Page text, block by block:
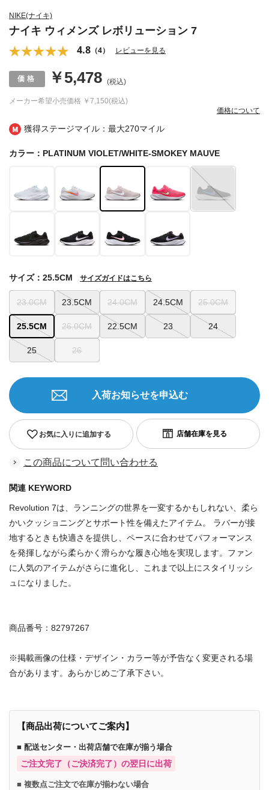
獲得ステージマイル：最大270マイル
NIKE(ナイキ)
ナイキ ウィメンズ レボリューション 7
4.8 （4） レビューを見る
メーカー希望小売価格 ￥7,150(税込)
￥5,478 (税込)
価格について
カラー：PLATINUM VIOLET/WHITE-SMOKEY MAUVE
23.0CM 23.5CM 24.0CM 24.5CM 25.0CM
25.5CM 26.0CM 22.5CM 23 24
25 26
サイズ：25.5CM サイズガイドはこちら
お気に入りに追加する
入荷お知らせを申込む
この商品について問い合わせる
関連 KEYWORD
Revolution 7は、ランニングの世界を一変するかもしれない、柔ら
かいクッショニングとサポート性を備えたアイテム。 ラバーが接
地するときも快適さを提供し、ペースに合わせてパフォーマンス
を発揮しながら柔らかく滑らかな履き心地を実現します。ファン
に人気のアイテムがさらに進化し、これまで以上にスタイリッシ
ュになりました。
商品番号：82797267
※掲載画像の仕様・デザイン・カラー等が予告なく変更される場
合があります。あらかじめご了承下さい。
【商品出荷についてご案内】
■ 配送センター・出荷店舗で在庫が揃う場合
ご注文完了（ご決済完了）の翌日に出荷
■ 複数点ご注文で在庫が揃わない場合